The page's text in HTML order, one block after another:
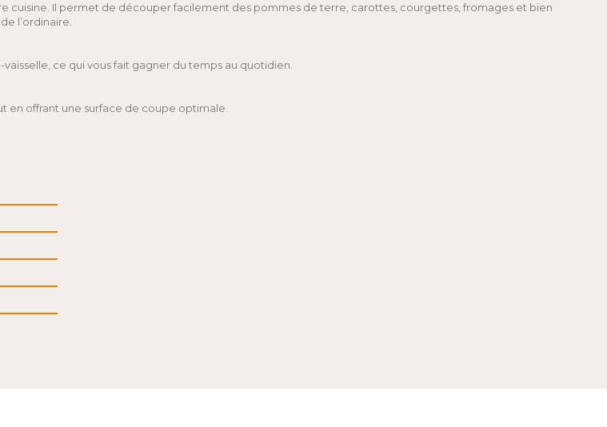
cuisine. Il permet de découper facilement des pommes de terre, carottes, courgettes, fromages et bien
l’ordinaire.
ce qui vous fait gagner du temps au quotidien.
en offrant une surface de coupe optimale.